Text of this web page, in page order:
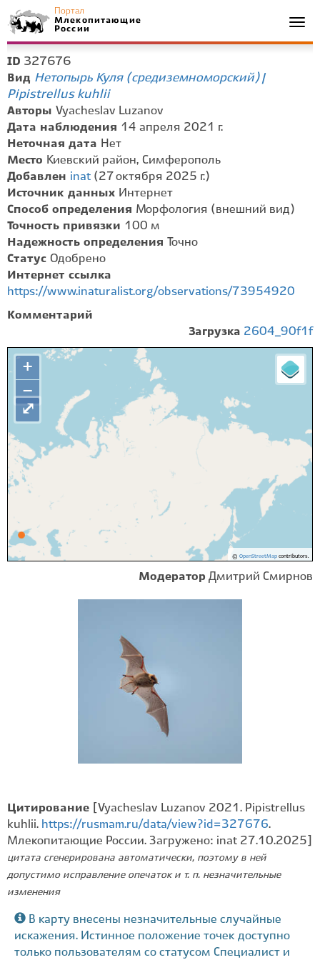
Портал
Млекопитающие
России
ID 327676
Вид Нетопырь Куля (средиземноморский) |
Pipistrellus kuhlii
Авторы Vyacheslav Luzanov
Дата наблюдения 14 апреля 2021 г.
Неточная дата Нет
Место Киевский район, Симферополь
Добавлен inat (27 октября 2025 г.)
Источник данных Интернет
Способ определения Морфология (внешний вид)
Точность привязки 100 м
Надежность определения
Точно
Статус Одобрено
Интернет ссылка
https://www.inaturalist.org/observations/73954920
Комментарий
Загрузка 2604_90f1f
+
−
© OpenStreetMapcontributors.
⤢
Модератор Дмитрий Смирнов
Цитирование
[Vyacheslav Luzanov 2021. Pipistrellus
kuhlii. https://rusmam.ru/data/view?id=327676.
Млекопитающие России. Загружено: inat 27.10.2025]
цитата сгенерирована автоматически, поэтому в ней
допустимо исправление опечаток и т. п. незначительные
изменения
В карту внесены незначительные случайные
искажения. Истинное положение точек доступно
только пользователям со статусом Специалист и